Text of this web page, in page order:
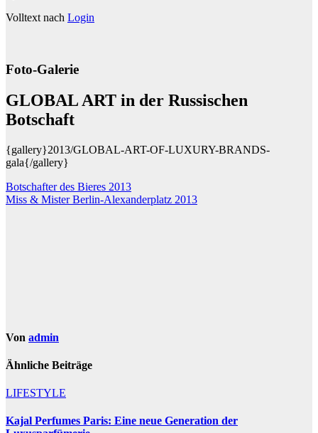
Volltext nach Login
Foto-Galerie
GLOBAL ART in der Russischen
Botschaft
{gallery}2013/GLOBAL-ART-OF-LUXURY-BRANDS-
gala{/gallery}
Beitragsnavigation
Botschafter des Bieres 2013
Miss & Mister Berlin-Alexanderplatz 2013
Von admin
Ähnliche Beiträge
LIFESTYLE
Kajal Perfumes Paris: Eine neue Generation der